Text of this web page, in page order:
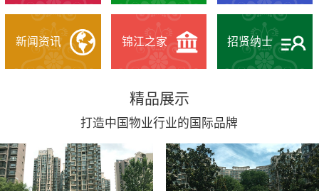
新闻资讯 锦江之家 招贤纳士
精品展示
打造中国物业行业的国际品牌